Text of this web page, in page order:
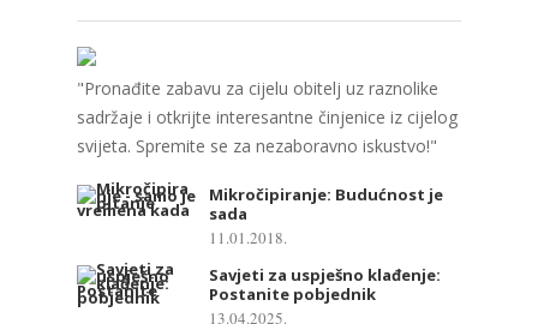
"Pronađite zabavu za cijelu obitelj uz raznolike
sadržaje i otkrijte interesantne činjenice iz cijelog
svijeta. Spremite se za nezaboravno iskustvo!"
Mikročipiranje: Budućnost je
sada
11.01.2018.
Savjeti za uspješno klađenje:
Postanite pobjednik
13.04.2025.